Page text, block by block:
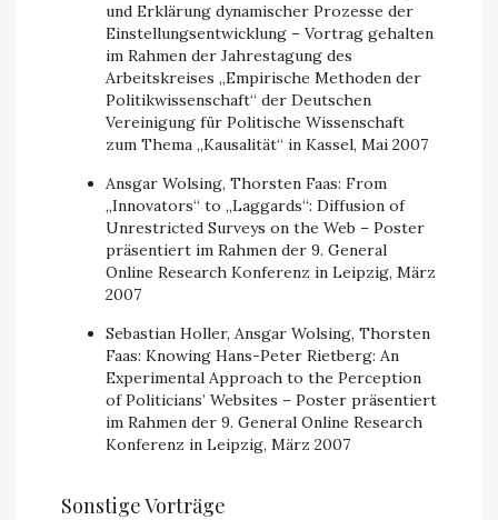
und Erklärung dynamischer Prozesse der
Einstellungsentwicklung – Vortrag gehalten
im Rahmen der Jahrestagung des
Arbeitskreises „Empirische Methoden der
Politikwissenschaft“ der Deutschen
Vereinigung für Politische Wissenschaft
zum Thema „Kausalität“ in Kassel, Mai 2007
Ansgar Wolsing, Thorsten Faas: From
„Innovators“ to „Laggards“: Diffusion of
Unrestricted Surveys on the Web – Poster
präsentiert im Rahmen der 9. General
Online Research Konferenz in Leipzig, März
2007
Sebastian Holler, Ansgar Wolsing, Thorsten
Faas: Knowing Hans-Peter Rietberg: An
Experimental Approach to the Perception
of Politicians’ Websites – Poster präsentiert
im Rahmen der 9. General Online Research
Konferenz in Leipzig, März 2007
Sonstige Vorträge